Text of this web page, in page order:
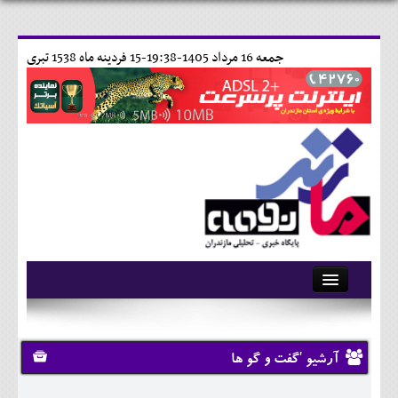
15 فردينه ماه 1538 تبری جمعه 16 مرداد 1405-19:38-
آرشیو
تماس با ما
وبلاگ
آرشیو 'گفت و گو ها